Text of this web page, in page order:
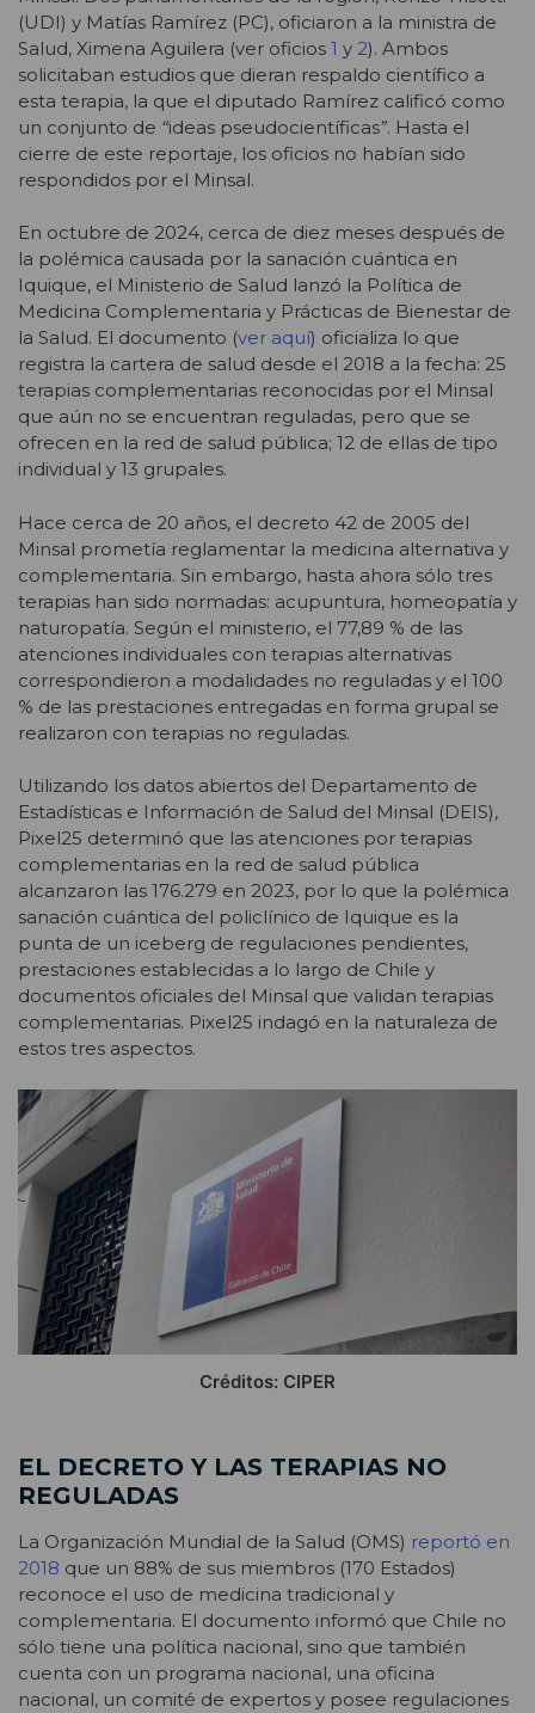
(UDI) y Matías Ramírez (PC), oficiaron a la ministra de
Salud, Ximena Aguilera (ver oficios 1 y 2). Ambos
solicitaban estudios que dieran respaldo científico a
esta terapia, la que el diputado Ramírez calificó como
un conjunto de “ideas pseudocientíficas”. Hasta el
cierre de este reportaje, los oficios no habían sido
respondidos por el Minsal.
En octubre de 2024, cerca de diez meses después de
la polémica causada por la sanación cuántica en
Iquique, el Ministerio de Salud lanzó la Política de
Medicina Complementaria y Prácticas de Bienestar de
la Salud. El documento (ver aquí) oficializa lo que
registra la cartera de salud desde el 2018 a la fecha: 25
terapias complementarias reconocidas por el Minsal
que aún no se encuentran reguladas, pero que se
ofrecen en la red de salud pública; 12 de ellas de tipo
individual y 13 grupales.
Hace cerca de 20 años, el decreto 42 de 2005 del
Minsal prometía reglamentar la medicina alternativa y
complementaria. Sin embargo, hasta ahora sólo tres
terapias han sido normadas: acupuntura, homeopatía y
naturopatía. Según el ministerio, el 77,89 % de las
atenciones individuales con terapias alternativas
correspondieron a modalidades no reguladas y el 100
% de las prestaciones entregadas en forma grupal se
realizaron con terapias no reguladas.
Utilizando los datos abiertos del Departamento de
Estadísticas e Información de Salud del Minsal (DEIS),
Pixel25 determinó que las atenciones por terapias
complementarias en la red de salud pública
alcanzaron las 176.279 en 2023, por lo que la polémica
sanación cuántica del policlínico de Iquique es la
punta de un iceberg de regulaciones pendientes,
prestaciones establecidas a lo largo de Chile y
documentos oficiales del Minsal que validan terapias
complementarias. Pixel25 indagó en la naturaleza de
estos tres aspectos.
Créditos: CIPER
EL DECRETO Y LAS TERAPIAS NO
REGULADAS
La Organización Mundial de la Salud (OMS) reportó en
2018 que un 88% de sus miembros (170 Estados)
reconoce el uso de medicina tradicional y
complementaria. El documento informó que Chile no
sólo tiene una política nacional, sino que también
cuenta con un programa nacional, una oficina
nacional, un comité de expertos y posee regulaciones